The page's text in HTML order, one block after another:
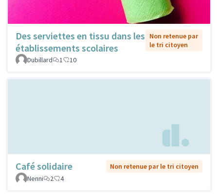
Des serviettes en tissu dans les
établissements scolaires
Non retenue par
le tri citoyen
Dubillard
1 10
Café solidaire
Non retenue par le tri citoyen
Nenni
2 4